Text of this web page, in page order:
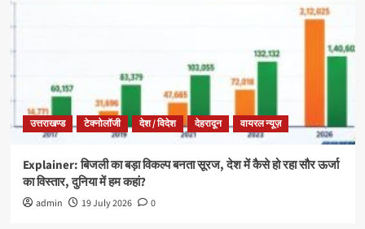
उत्तराखण्ड टेक्नोलॉजी देश / विदेश देहरादून वायरल न्यूज़
Explainer: बिजली का बड़ा विकल्प बनता सूरज, देश में कैसे हो रहा सौर ऊर्जा
का विस्तार, दुनिया में हम कहां?
admin 19 July 2026 0